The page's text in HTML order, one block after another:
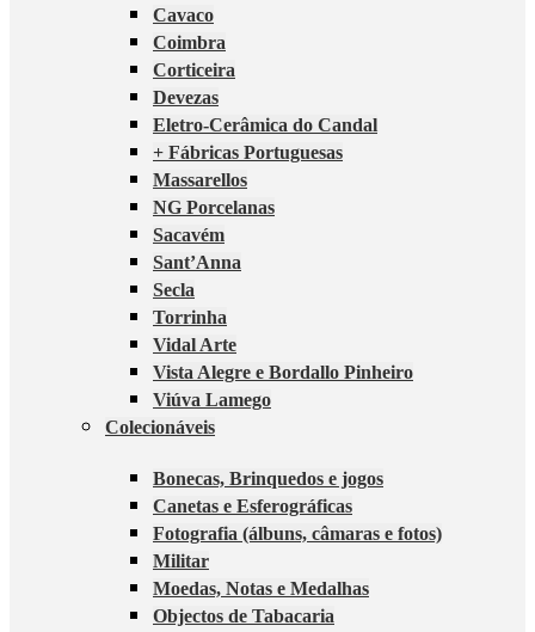
Cavaco
Coimbra
Corticeira
Devezas
Eletro-Cerâmica do Candal
+ Fábricas Portuguesas
Massarellos
NG Porcelanas
Sacavém
Sant’Anna
Secla
Torrinha
Vidal Arte
Vista Alegre e Bordallo Pinheiro
Viúva Lamego
Colecionáveis
Bonecas, Brinquedos e jogos
Canetas e Esferográficas
Fotografia (álbuns, câmaras e fotos)
Militar
Moedas, Notas e Medalhas
Objectos de Tabacaria